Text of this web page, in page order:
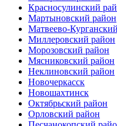
Красносулинский
Мартыновский район
Матвеево-
Миллеровский район
Морозовский район
Мясниковский район
Неклиновский район
Новочеркасск
Новошахтинск
Октябрьский район
Орловский район